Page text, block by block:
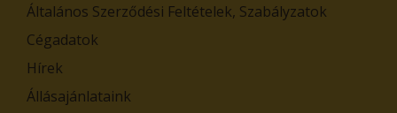
Általános Szerződési Feltételek, Szabályzatok
Cégadatok
Hírek
Állásajánlataink